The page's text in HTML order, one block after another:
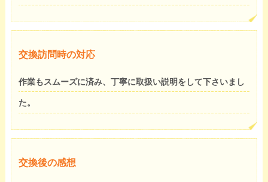
交換訪問時の対応
作業もスムーズに済み、丁寧に取扱い説明をして下さいまし
た。
交換後の感想